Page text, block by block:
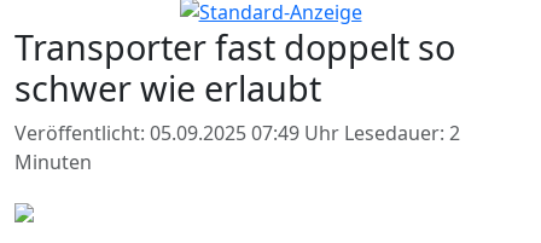
Transporter fast doppelt so
schwer wie erlaubt
Veröffentlicht: 05.09.2025 07:49 Uhr Lesedauer: 2
Minuten